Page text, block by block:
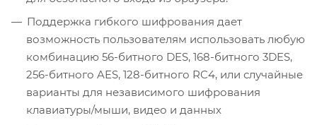
Поддержка гибкого шифрования дает
возможность пользователям использовать любую
комбинацию 56-битного DES, 168-битного 3DES,
256-битного AES, 128-битного RC4, или случайные
варианты для независимого шифрования
клавиатуры/мыши, видео и данных